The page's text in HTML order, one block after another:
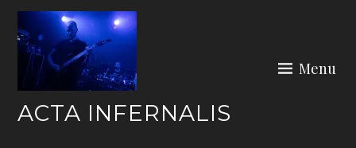
Skip
content
ACTA INFERNALIS
Menu